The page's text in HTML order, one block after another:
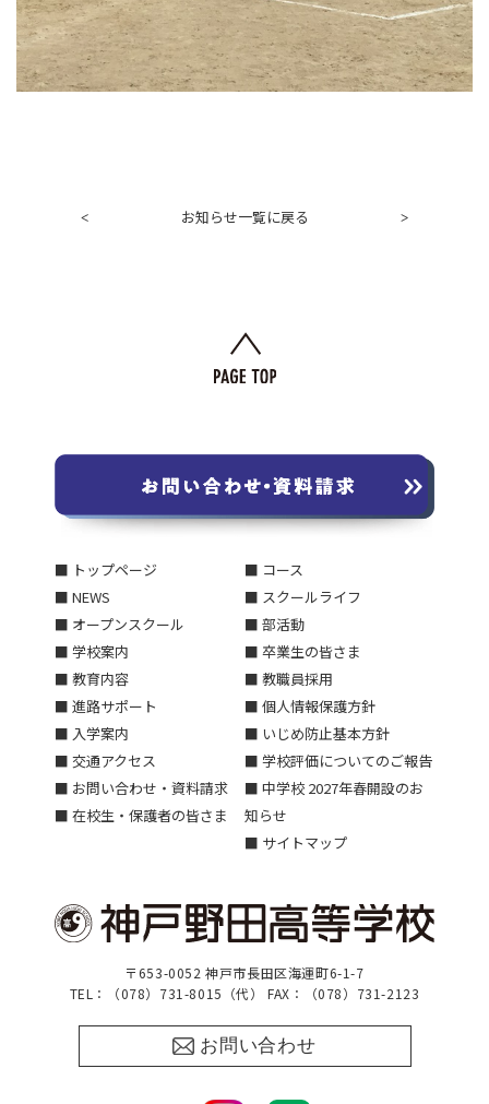
< お知らせ一覧に戻る >
■ トップページ
■ NEWS
■ オープンスクール
■ 学校案内
■ 教育内容
■ 進路サポート
■ 入学案内
■ 交通アクセス
■ お問い合わせ・資料請求
■ 在校生・保護者の皆さま
■ コース
■ スクールライフ
■ 部活動
■ 卒業生の皆さま
■ 教職員採用
■ 個人情報保護方針
■ いじめ防止基本方針
■ 学校評価についてのご報告
■ 中学校 2027年春開設のお
知らせ
■ サイトマップ
〒653-0052 神戸市長田区海運町6-1-7
TEL：（078）731-8015（代） FAX：（078）731-2123
お問い合わせ